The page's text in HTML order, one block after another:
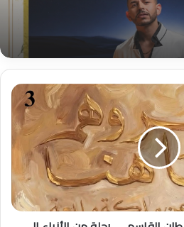
أليكساندروس يحصد جائزة
للأنظمة الغذائية في